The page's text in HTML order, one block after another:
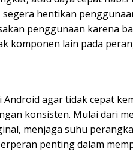
hentikan
penggunaan karena
komponen lain pada
agar tidak cepat
konsisten. Mulai dari
menjaga suhu
penting dalam